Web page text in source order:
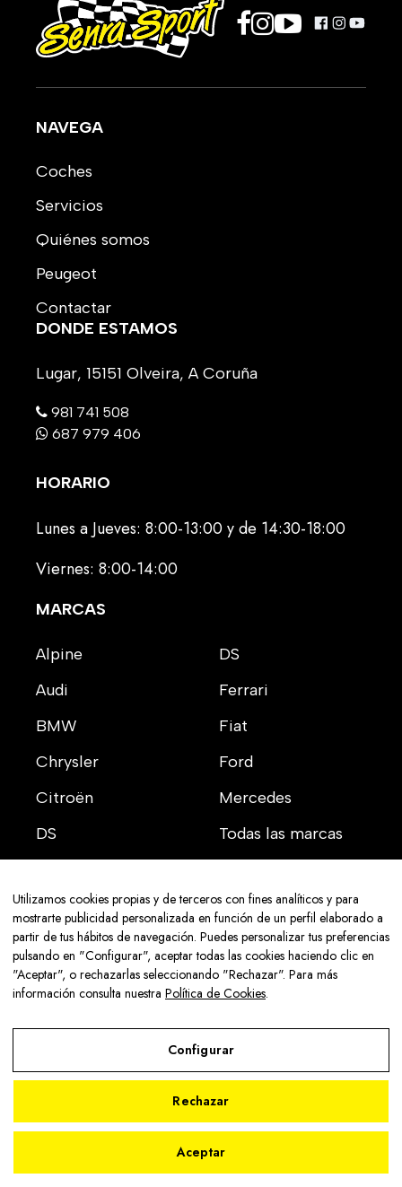
NAVEGA
Coches
Servicios
Quiénes somos
Peugeot
Contactar
DONDE ESTAMOS
Lugar, 15151 Olveira, A Coruña
981 741 508
687 979 406
HORARIO
Lunes a Jueves: 8:00-13:00 y de 14:30-18:00
Viernes: 8:00-14:00
MARCAS
Alpine
Audi
BMW
Chrysler
Citroën
DS
DS
Ferrari
Fiat
Ford
Mercedes
Todas las marcas
Aviso legal
Política de privacidad
Política de cookies
Utilizamos cookies propias y de terceros con fines analíticos y para
mostrarte publicidad personalizada en función de un perfil elaborado a
partir de tus hábitos de navegación. Puedes personalizar tus preferencias
pulsando en "Configurar", aceptar todas las cookies haciendo clic en
"Aceptar", o rechazarlas seleccionando "Rechazar". Para más
información consulta nuestra Política de Cookies.
Configurar
Rechazar
Aceptar
Aviso Legal
Política de Privacidad